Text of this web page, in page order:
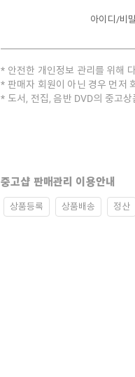
아이디/비
안전한 개인정보 관리를 위해
판매자 회원이 아닌 경우 먼저
도서, 전집, 음반 DVD의 중고
중고샵 판매관리 이용안내
상품등록 상품배송 정산